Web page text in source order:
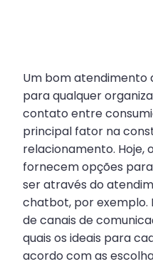
Um bom atendimento
para qualquer
contato entre
principal fator na
relacionamento. Hoje,
fornecem opções
ser através do
chatbot, por exemplo.
de canais de
quais os ideais para
acordo com as